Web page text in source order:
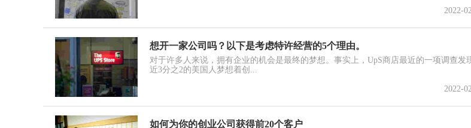
2022-
想开一家公司吗？以下是考虑特许经营的5个理由。
对于许多人来说，拥有企业的机会是最终的梦想。事实上，UpS商店最近的一项调查发
近3分之2的美国人梦想着创...
2022-
如何为你的创业公司获得前20个客户